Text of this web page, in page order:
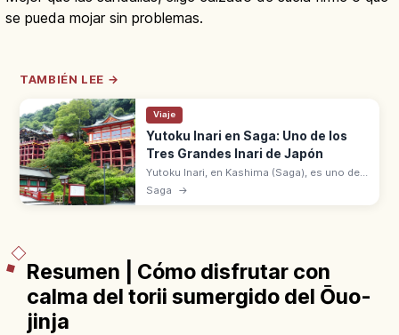
se pueda mojar sin problemas.
TAMBIÉN LEE →
Viaje
Yutoku Inari en Saga: Uno de los
Tres Grandes Inari de Japón
Yutoku Inari, en Kashima (Saga), es uno de
los tres grandes santuarios Inari con
Fushimi Inari Taisha de Kioto y Kasama Inari.
Saga →
Resumen | Cómo disfrutar con
calma del torii sumergido del Ōuo-
jinja